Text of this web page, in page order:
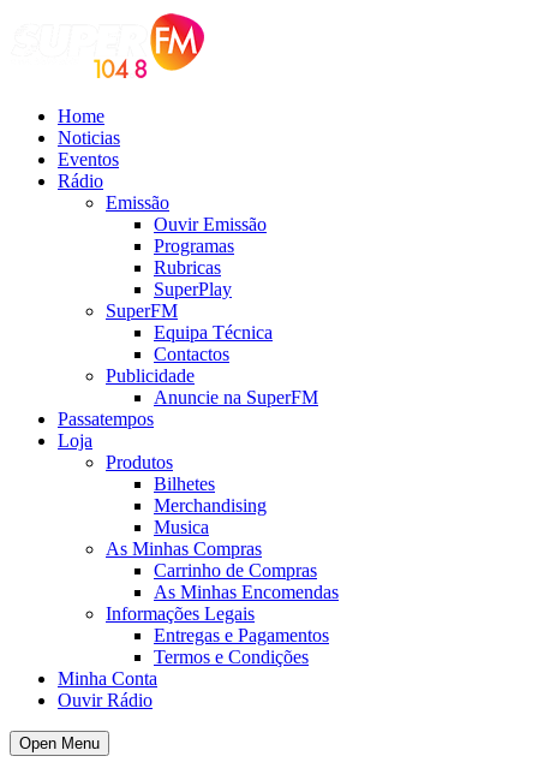
Home
Noticias
Eventos
Rádio
Emissão
Ouvir Emissão
Programas
Rubricas
SuperPlay
SuperFM
Equipa Técnica
Contactos
Publicidade
Anuncie na SuperFM
Passatempos
Loja
Produtos
Bilhetes
Merchandising
Musica
As Minhas Compras
Carrinho de Compras
As Minhas Encomendas
Informações Legais
Entregas e Pagamentos
Termos e Condições
Minha Conta
Ouvir Rádio
Open Menu